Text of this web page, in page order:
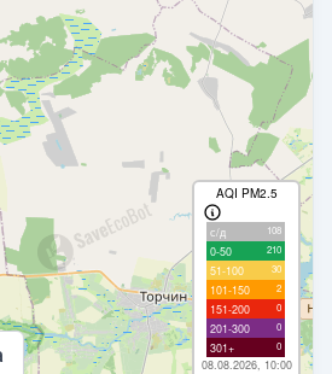
AQI PM2.5
с/д 108
0-50 210
51-100 30
101-150 2
151-200 0
201-300 0
301+ 0
08.08.2026, 10:00